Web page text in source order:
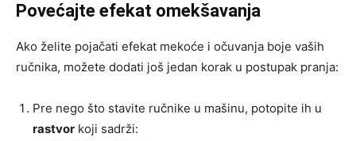
Povećajte efekat omekšavanja
Ako želite pojačati efekat mekoće i očuvanja boje vaših
ručnika, možete dodati još jedan korak u postupak pranja:
Pre nego što stavite ručnike u mašinu, potopite ih u
rastvor koji sadrži: